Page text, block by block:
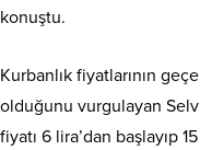
konuştu.
Kurbanlık fiyatlarının
olduğunu vurgulayan
fiyatı 6 lira’dan başlayıp